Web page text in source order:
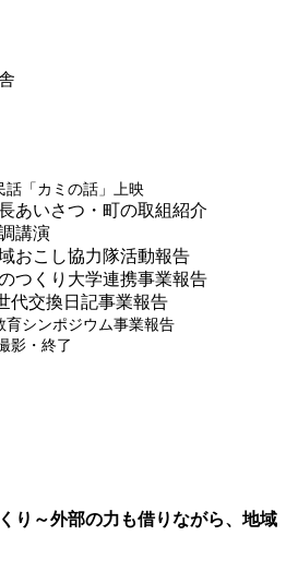
カミの話」上映
さつ・町の取組紹介
講演
し協力隊活動報告
り大学連携事業報告
換日記事業報告
ンポジウム事業報告
終了
り～外部の力も借りながら、地域